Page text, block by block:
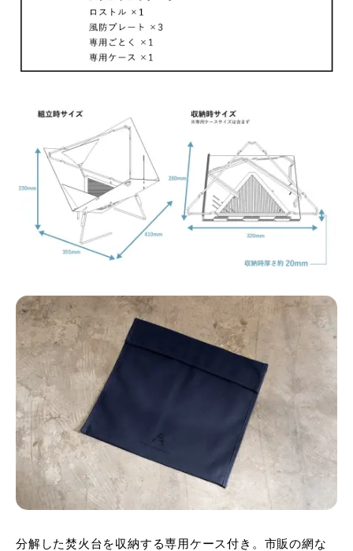
分解した焚火台を収納する専用ケース付き。市販の網な